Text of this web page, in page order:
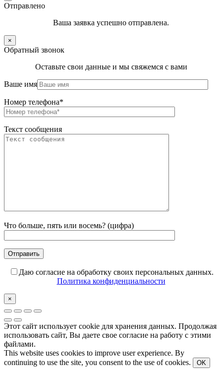
Отправлено
Ваша заявка успешно отправлена.
×
Обратный звонок
Оставьте свои данные и мы свяжемся с вами
Ваше имя
Номер телефона*
Текст сообщения
Что больше, пять или восемь? (цифра)
Даю согласие на обработку своих персональных данных.
Политика конфиденциальности
×
Этот сайт использует cookie для хранения данных. Продолжая
использовать сайт, Вы даете свое согласие на работу с этими
файлами.
This website uses cookies to improve user experience. By
continuing to use the site, you consent to the use of cookies.
OK